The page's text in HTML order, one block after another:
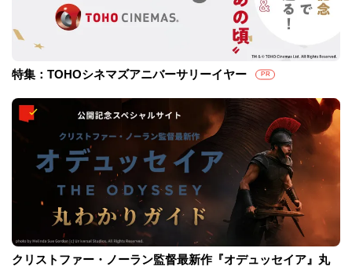
特集：TOHOシネマズアニバーサリーイヤー PR
クリストファー・ノーラン監督最新作『オデュッセイア』丸